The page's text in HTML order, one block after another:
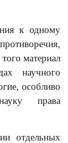
к одному
материал
научного
особливо
права
отдельных